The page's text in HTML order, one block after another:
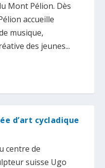
Mont Pélion. Dès
accueille
musique,
des jeunes...
d’art cycladique
centre de
suisse Ugo